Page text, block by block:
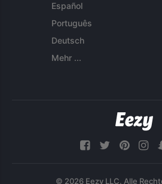
Español
Português
Deutsch
Mehr ...
© 2026 Eezy LLC. Alle